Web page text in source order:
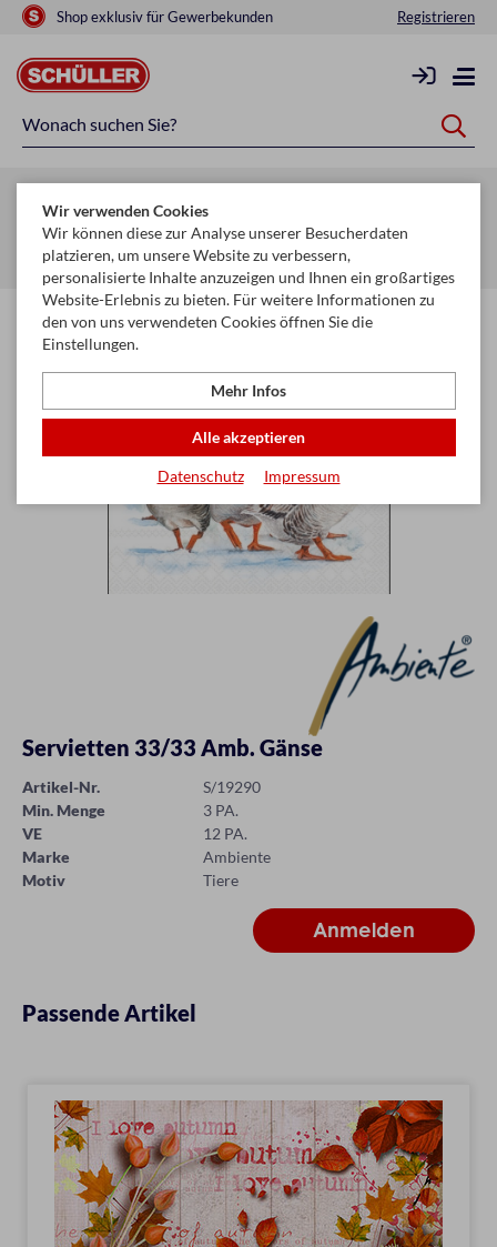
Shop exklusiv für Gewerbekunden Registrieren
Startseite Glückwunschkarten & Papeterie
Servietten
Servietten 33 x 33 cm
Servietten 33/33 Amb. Gänse
Artikel-Nr.
S/19290
Min. Menge
3 PA.
VE
12 PA.
Marke
Ambiente
Motiv
Tiere
Passende Artikel
Wir verwenden Cookies
Wir können diese zur Analyse unserer Besucherdaten
platzieren, um unsere Website zu verbessern,
personalisierte Inhalte anzuzeigen und Ihnen ein großartiges
Website-Erlebnis zu bieten. Für weitere Informationen zu
den von uns verwendeten Cookies öffnen Sie die
Einstellungen.
Mehr Infos
Alle akzeptieren
Datenschutz Impressum